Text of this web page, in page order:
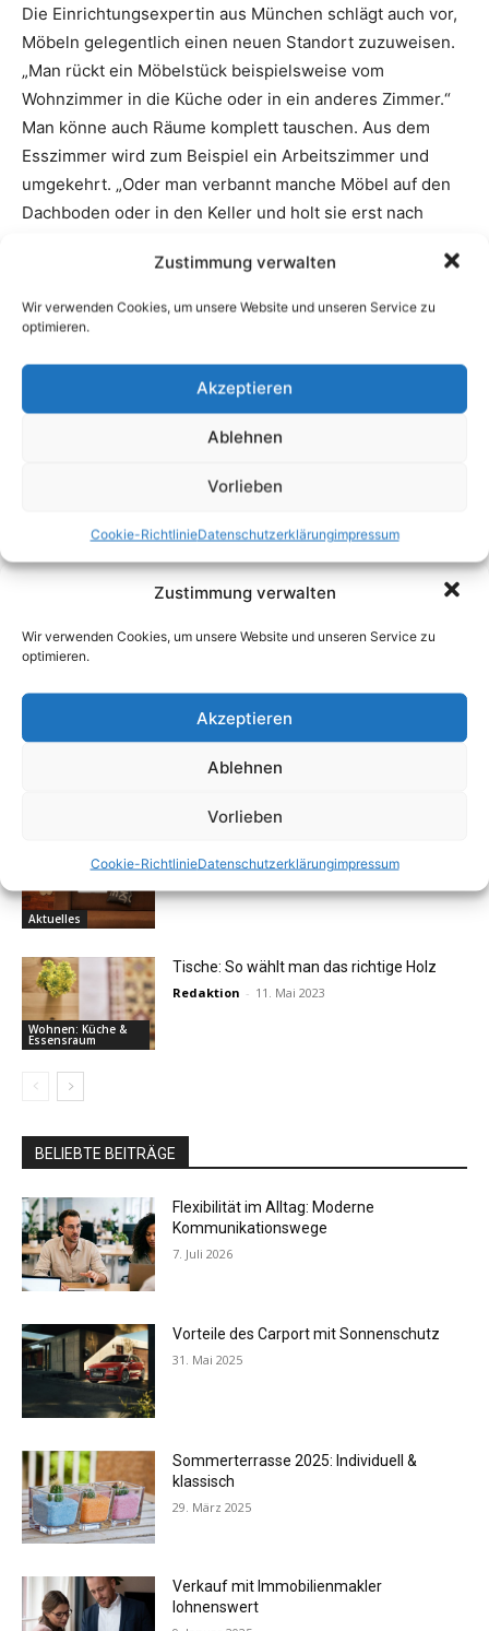
Zustimmung verwalten
Wir verwenden Cookies, um unsere Website und unseren Service zu
optimieren.
Akzeptieren
Ablehnen
Vorlieben
Cookie-RichtlinieDatenschutzerklärungimpressum